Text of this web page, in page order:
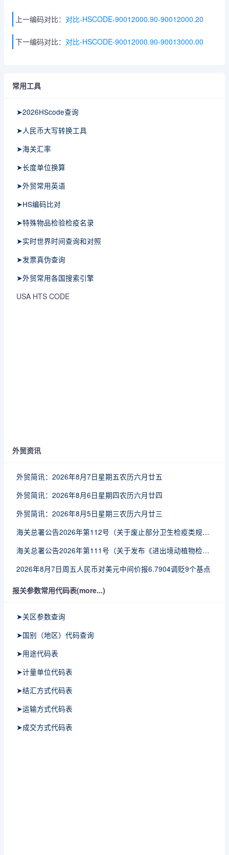
上一编码对比： 对比-HSCODE-90012000.90-90012000.20
下一编码对比： 对比-HSCODE-90012000.90-90013000.00
常用工具
➤2026HScode查询
➤人民币大写转换工具
➤海关汇率
➤长度单位换算
➤外贸常用英语
➤HS编码比对
➤特殊物品检验检疫名录
➤实时世界时间查询和对照
➤发票真伪查询
➤外贸常用各国搜索引擎
USA HTS CODE
外贸资讯
外贸简讯：2026年8月7日星期五农历六月廿五
外贸简讯：2026年8月6日星期四农历六月廿四
外贸简讯：2026年8月5日星期三农历六月廿三
海关总署公告2026年第112号（关于废止部分卫生检疫类规范性文件的公告）
海关总署公告2026年第111号（关于发布《进出境动植物检疫处理监督管理工作规定》《进出境卫生处理监督管理工作规定》的公告）
2026年8月7日周五人民币对美元中间价报6.7904调贬9个基点
报关参数常用代码表(more...)
➤关区参数查询
➤国别（地区）代码查询
➤用途代码表
➤计量单位代码表
➤结汇方式代码表
➤运输方式代码表
➤成交方式代码表